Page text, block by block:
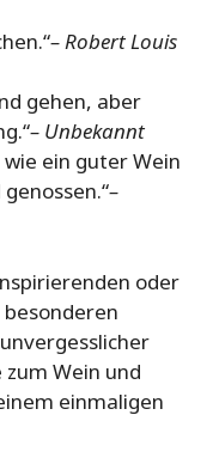
– Robert Louis
gehen, aber
– Unbekannt
wie ein guter Wein
–
oder
zum Wein und
einmaligen